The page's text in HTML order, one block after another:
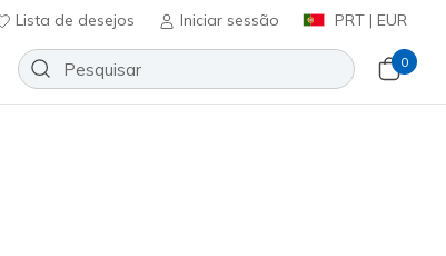
Lista de desejos Iniciar sessão PRT | EUR
0